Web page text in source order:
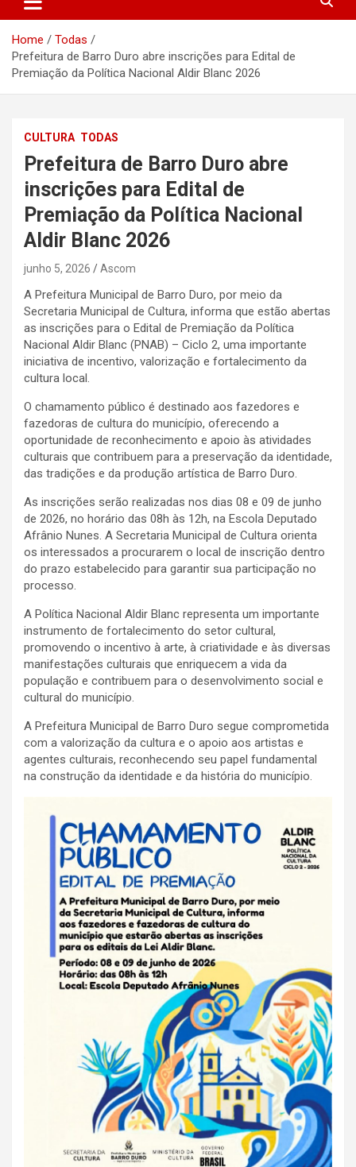
Home
Todas
Prefeitura de Barro Duro abre inscrições para Edital de
Premiação da Política Nacional Aldir Blanc 2026
CULTURA TODAS
Prefeitura de Barro Duro abre
inscrições para Edital de
Premiação da Política Nacional
Aldir Blanc 2026
junho 5, 2026 Ascom
A Prefeitura Municipal de Barro Duro, por meio da
Secretaria Municipal de Cultura, informa que estão abertas
as inscrições para o Edital de Premiação da Política
Nacional Aldir Blanc (PNAB) – Ciclo 2, uma importante
iniciativa de incentivo, valorização e fortalecimento da
cultura local.
O chamamento público é destinado aos fazedores e
fazedoras de cultura do município, oferecendo a
oportunidade de reconhecimento e apoio às atividades
culturais que contribuem para a preservação da identidade,
das tradições e da produção artística de Barro Duro.
As inscrições serão realizadas nos dias 08 e 09 de junho
de 2026, no horário das 08h às 12h, na Escola Deputado
Afrânio Nunes. A Secretaria Municipal de Cultura orienta
os interessados a procurarem o local de inscrição dentro
do prazo estabelecido para garantir sua participação no
processo.
A Política Nacional Aldir Blanc representa um importante
instrumento de fortalecimento do setor cultural,
promovendo o incentivo à arte, à criatividade e às diversas
manifestações culturais que enriquecem a vida da
população e contribuem para o desenvolvimento social e
cultural do município.
A Prefeitura Municipal de Barro Duro segue comprometida
com a valorização da cultura e o apoio aos artistas e
agentes culturais, reconhecendo seu papel fundamental
na construção da identidade e da história do município.